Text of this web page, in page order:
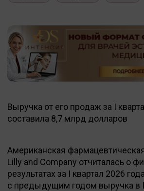
Выручка от его продаж за I
составила 8,7 млрд долларов
Американская
Lilly and Company отчиталась о
результатах за I квартал 2026
с предыдущим годом выручка в I